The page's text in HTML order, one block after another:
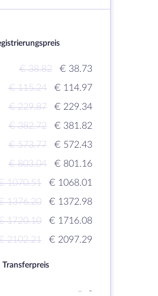
€ 38.82
€ 38.73
€ 115.24
€ 114.97
€ 229.87
€ 229.34
€ 382.72
€ 381.82
€ 573.77
€ 572.43
€ 803.04
€ 801.16
1070.51
€ 1068.01
1376.20
€ 1372.98
1720.10
€ 1716.08
2102.21 € 2097.29
Transferpreis
-
-